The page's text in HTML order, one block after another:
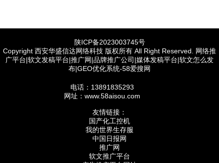
陕ICP备2023003745号
Copyright 西安华盛信达网络科技 版权所有 All Right Reserved. 网络推
广平台|软文发稿平台|推广网|品牌推广公司|媒体发稿平台|软文怎么发
布|GEO优化系统-58爱搜网
电话：13891835293
网址：www.58aisou.com
友情链接：
国产化工控机
我的世界生存服
中国日报网
推广网
软文推广平台